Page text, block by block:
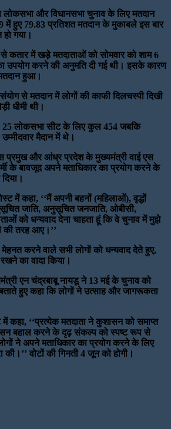
लोकसभा और विधानसभा चुनाव के लिए मतदान
हुए 79.83 प्रतिशत मतदान के मुकाबले इस बार
गया।
कतार में खड़े मतदाताओं को सोमवार को शाम 6
उपयोग करने की अनुमति दी गई थी। इसके कारण
हुआ।
से मतदान में लोगों की काफी दिलचस्पी दिखी
धीमी थी।
25 लोकसभा सीट के लिए कुल 454 जबकि
मैदान में थे।
प्रमुख और आंध्र प्रदेश के मुख्यमंत्री वाई एस
के बावजूद अपने मताधिकार का प्रयोग करने के
में कहा, ‘‘मैं अपनी बहनों (महिलाओं), वृद्धों
जाति, अनुसूचित जनजाति, ओबीसी,
को धन्यवाद देना चाहता हूं कि वे चुनाव में मुझे
की तरह आए।’’
मेहनत करने वाले सभी लोगों को धन्यवाद देते हुए,
का वादा किया।
एन चंद्रबाबू नायडू ने 13 मई के चुनाव को
हुए कहा कि लोगों ने उत्साह और जागरूकता
में कहा, ‘‘प्रत्येक मतदाता ने कुशासन को समाप्त
बहाल करने के दृढ़ संकल्प को स्पष्ट रूप से
ने अपने मताधिकार का प्रयोग करने के लिए
की।’’ वोटों की गिनती 4 जून को होगी।